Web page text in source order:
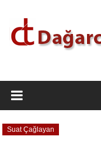
Dağarcık
Türkiye
Önce
Türkiye
Suat Çağlayan